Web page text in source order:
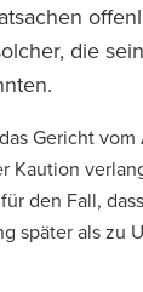
die
Gericht
Kaution
den Fall,
später als zu